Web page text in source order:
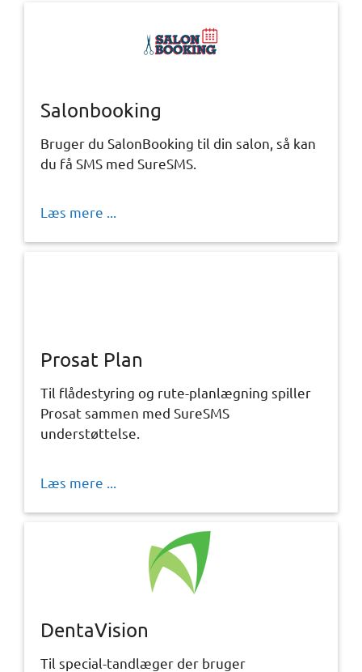
Salonbooking
Bruger du SalonBooking til din salon, så kan
du få SMS med SureSMS.
Læs mere ...
Prosat Plan
Til flådestyring og rute-planlægning spiller
Prosat sammen med SureSMS
understøttelse.
Læs mere ...
DentaVision
Til special-tandlæger der bruger